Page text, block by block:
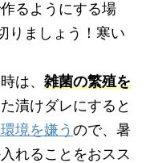
るようにする場
りましょう！寒い
は、 雑菌の繁殖を
漬けダレにすると
境を嫌うので、暑
れることをおスス